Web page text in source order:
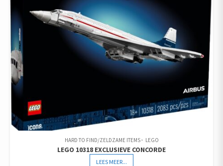
HARD TO FIND/ZELDZAME ITEMS LEGO
LEGO 10318 EXCLUSIEVE CONCORDE
LEES MEER...